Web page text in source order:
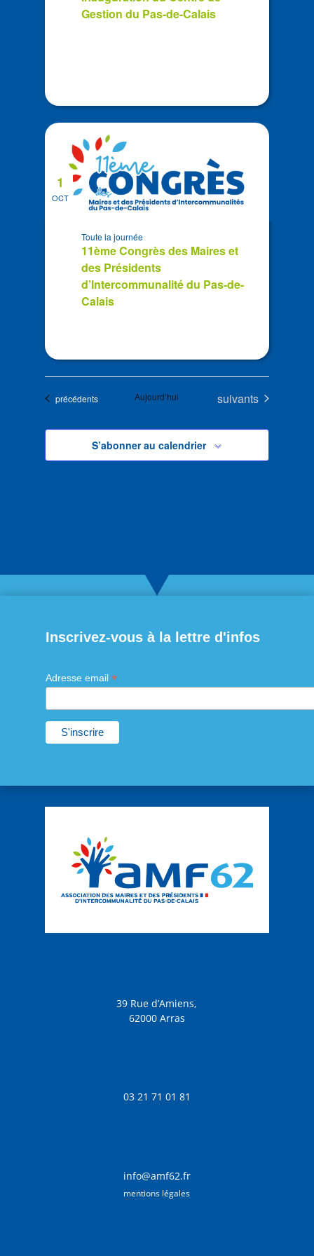
ViewGestion du Pas-de-Calais
OCT
1
11ème Congrès des Maires et
des Présidents
d’Intercommunalité du Pas-de-
Calais
Toute la journée
Évènements
précédents Aujourd’hui Évènements
suivants
S’abonner au calendrier
Inscrivez-vous à la lettre d'infos
Adresse email *
39 Rue d’Amiens,
62000 Arras
03 21 71 01 81
info@amf62.fr
mentions légales